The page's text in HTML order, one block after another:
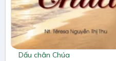
Dấu chân Chúa